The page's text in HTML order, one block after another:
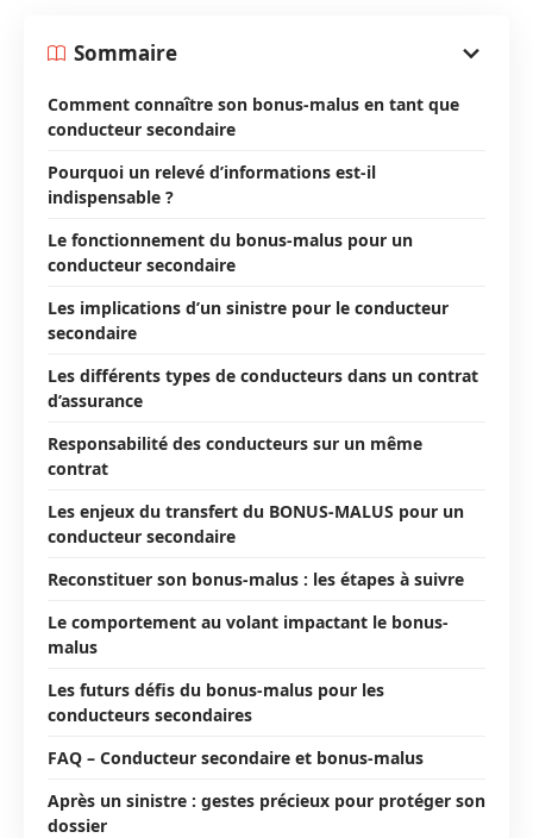
Sommaire
Comment connaître son bonus-malus en tant que
conducteur secondaire
Pourquoi un relevé d’informations est-il
indispensable ?
Le fonctionnement du bonus-malus pour un
conducteur secondaire
Les implications d’un sinistre pour le conducteur
secondaire
Les différents types de conducteurs dans un contrat
d’assurance
Responsabilité des conducteurs sur un même
contrat
Les enjeux du transfert du BONUS-MALUS pour un
conducteur secondaire
Reconstituer son bonus-malus : les étapes à suivre
Le comportement au volant impactant le bonus-
malus
Les futurs défis du bonus-malus pour les
conducteurs secondaires
FAQ – Conducteur secondaire et bonus-malus
Après un sinistre : gestes précieux pour protéger son
dossier